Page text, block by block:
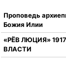
Проповедь
Божия Илии
«РЁВ ЛЮЦИЯ»
ВЛАСТИ